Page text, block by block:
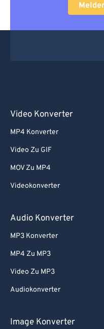
Video Konverter
MP4 Konverter
Video Zu GIF
MOV Zu MP4
Videokonverter
Audio Konverter
MP3 Konverter
MP4 Zu MP3
Video Zu MP3
Audiokonverter
Image Konverter